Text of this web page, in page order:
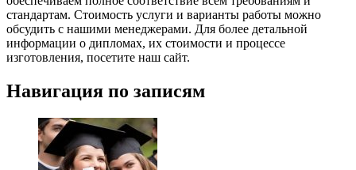
стандартам. Стоимость услуги и варианты работы можно
обсудить с нашими менеджерами. Для более детальной
информации о дипломах, их стоимости и процессе
изготовления, посетите наш сайт.
Навигация по записям